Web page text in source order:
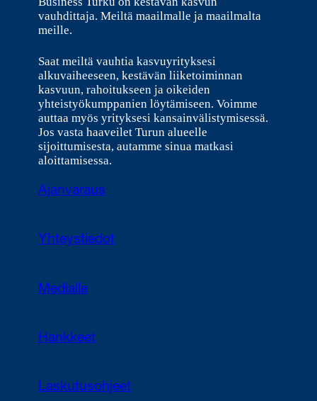
vauhdittaja. Meiltä maailmalle ja maailmalta
meille.
Saat meiltä vauhtia kasvuyrityksesi
alkuvaiheeseen, kestävän liiketoiminnan
kasvuun, rahoitukseen ja oikeiden
yhteistyökumppanien löytämiseen. Voimme
auttaa myös yrityksesi kansainvälistymisessä.
Jos vasta haaveilet Turun alueelle
sijoittumisesta, autamme sinua matkasi
aloittamisessa.
Ajanvaraus
Yhteystiedot
Medialle
Hankkeet
Laskutusohjeet